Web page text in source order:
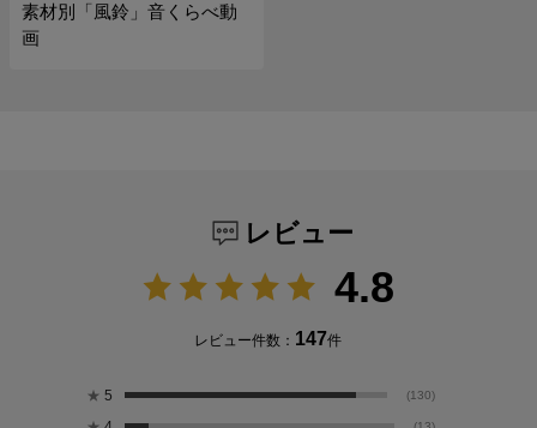
素材別「風鈴」音くらべ動
画
レビュー
4.8
レビュー件数： 147件
★ 5 (130)